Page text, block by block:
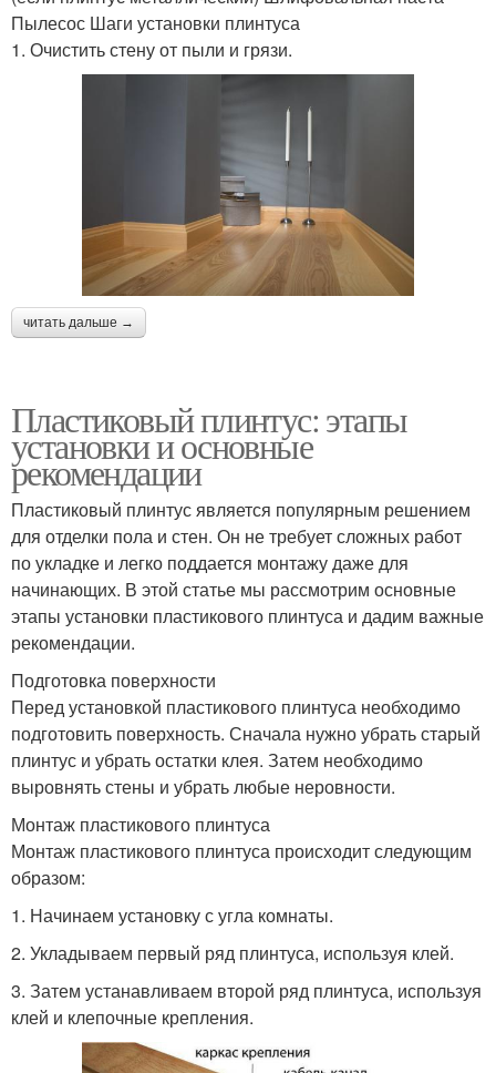
Пылесос Шаги установки плинтуса
1. Очистить стену от пыли и грязи.
читать дальше →
Пластиковый плинтус: этапы
установки и основные
рекомендации
Пластиковый плинтус является популярным решением
для отделки пола и стен. Он не требует сложных работ
по укладке и легко поддается монтажу даже для
начинающих. В этой статье мы рассмотрим основные
этапы установки пластикового плинтуса и дадим важные
рекомендации.
Подготовка поверхности
Перед установкой пластикового плинтуса необходимо
подготовить поверхность. Сначала нужно убрать старый
плинтус и убрать остатки клея. Затем необходимо
выровнять стены и убрать любые неровности.
Монтаж пластикового плинтуса
Монтаж пластикового плинтуса происходит следующим
образом:
1. Начинаем установку с угла комнаты.
2. Укладываем первый ряд плинтуса, используя клей.
3. Затем устанавливаем второй ряд плинтуса, используя
клей и клепочные крепления.